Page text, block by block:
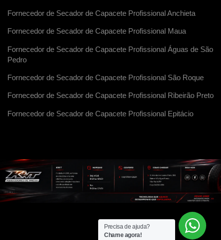
Fornecedor de Secador de Capacete Profissional Anchieta
Fornecedor de Secador de Capacete Profissional Maua
Fornecedor de Secador de Capacete Profissional Águas de São
Pedro
Fornecedor de Secador de Capacete Profissional São Roque
Fornecedor de Secador de Capacete Profissional Ribeirão Preto
Fornecedor de Secador de Capacete Profissional Epitácio
Precisa de ajuda?
Chame agora!